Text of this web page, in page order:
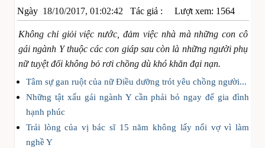
Ngày 18/10/2017, 01:02:42 Tác giả : Lượt xem: 1564
Không chỉ giỏi việc nước, đảm việc nhà mà những con cô
gái ngành Y thuộc các con giáp sau còn là những người phụ
nữ tuyệt đối không bỏ rơi chồng dù khó khăn đại nạn.
Tâm sự gan ruột của nữ Điều dưỡng trót yêu chồng người...
Những tật xấu gái ngành Y cần phải bỏ ngay để gia đình
hạnh phúc
Trải lòng của vị bác sĩ 15 năm không lấy nổi vợ vì làm
nghề Y